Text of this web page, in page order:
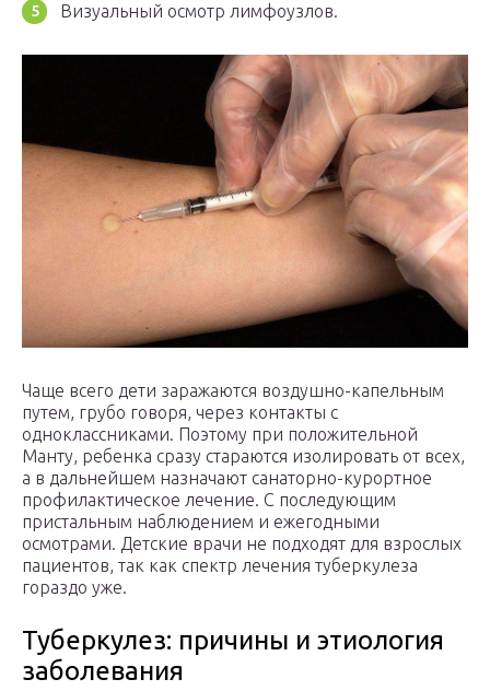
Визуальный осмотр лимфоузлов.
Чаще всего дети заражаются воздушно-капельным
путем, грубо говоря, через контакты с
одноклассниками. Поэтому при положительной
Манту, ребенка сразу стараются изолировать от всех,
а в дальнейшем назначают санаторно-курортное
профилактическое лечение. С последующим
пристальным наблюдением и ежегодными
осмотрами. Детские врачи не подходят для взрослых
пациентов, так как спектр лечения туберкулеза
гораздо уже.
Туберкулез: причины и этиология
заболевания